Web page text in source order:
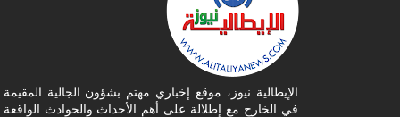
الإيطالية نيوز، موقع إخباري مهتم بشؤون الجالية المقيمة
في الخارج مع إطلالة على أهم الأحداث والحوادث الواقعة